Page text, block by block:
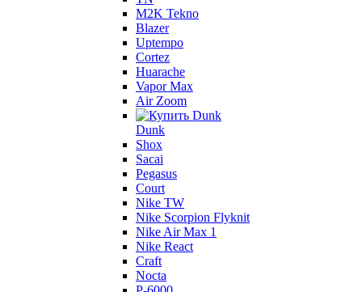
M2K Tekno
Blazer
Uptempo
Cortez
Huarache
Vapor Max
Air Zoom
Dunk
Shox
Sacai
Pegasus
Court
Nike TW
Nike Scorpion Flyknit
Nike Air Max 1
Nike React
Craft
Nocta